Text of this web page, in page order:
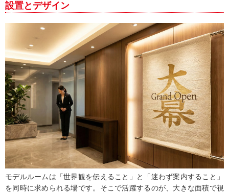
設置とデザイン
モデルルームは「世界観を伝えること」と「迷わず案内すること」
を同時に求められる場です。そこで活躍するのが、大きな面積で視